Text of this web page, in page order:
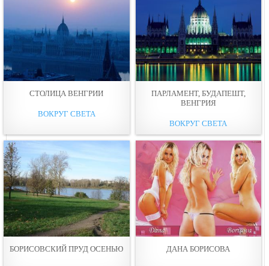
СТОЛИЦА ВЕНГРИИ
ВОКРУГ СВЕТА
ПАРЛАМЕНТ, БУДАПЕШТ,
ВЕНГРИЯ
ВОКРУГ СВЕТА
БОРИСОВСКИЙ ПРУД ОСЕНЬЮ ДАНА БОРИСОВА